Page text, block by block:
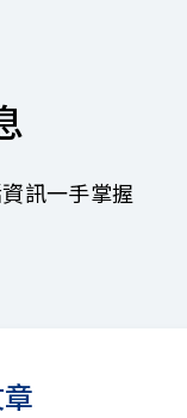
訊一手掌握